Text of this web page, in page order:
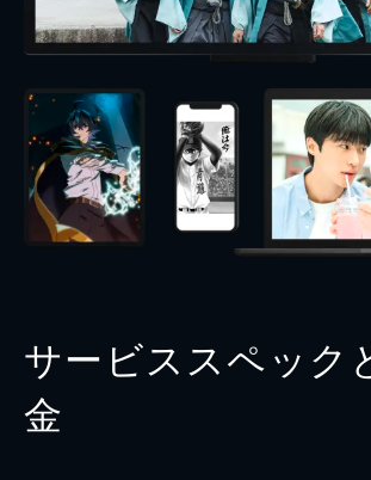
サービススペック
金